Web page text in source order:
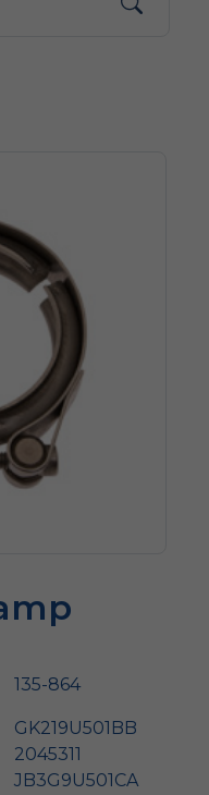
135-864
GK219U501BB
2045311
JB3G9U501CA